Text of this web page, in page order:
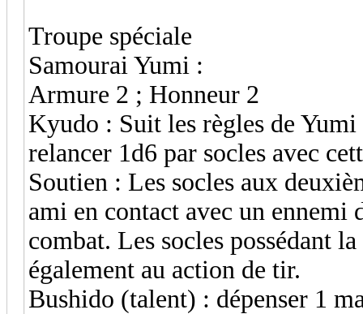
Troupe spéciale
Samourai Yumi :
Armure 2 ; Honneur 2
Kyudo : Suit les règles de
relancer 1d6 par socles avec
Soutien : Les socles aux
ami en contact avec un ennemi
combat. Les socles possédant
également au action de tir.
Bushido (talent) : dépenser 1